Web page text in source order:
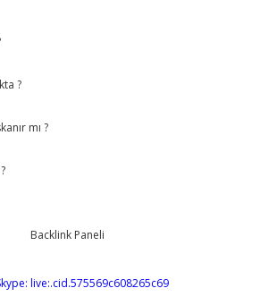
?
mı ?
live:.cid.575569c608265c69